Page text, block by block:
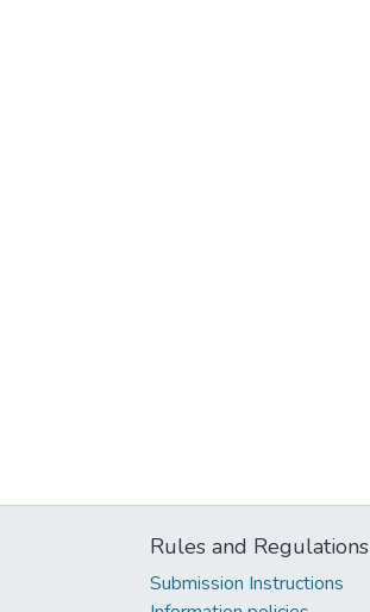
Rules and Regulations
Submission Instructions